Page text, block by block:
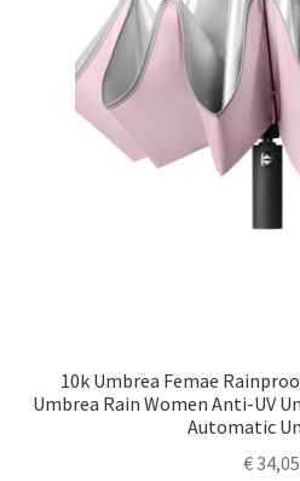
10k Umbrea Femae
Umbrea Rain Women Anti-UV
Automatic
€34,05